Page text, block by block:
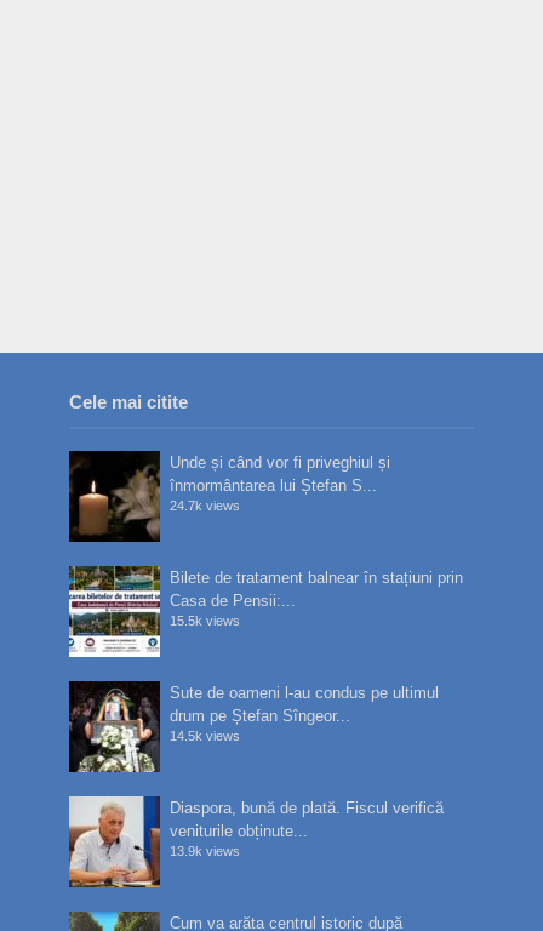
Cele mai citite
Unde și când vor fi priveghiul și
înmormântarea lui Ștefan S...
24.7k views
Bilete de tratament balnear în stațiuni prin
Casa de Pensii:...
15.5k views
Sute de oameni l-au condus pe ultimul
drum pe Ștefan Sîngeor...
14.5k views
Diaspora, bună de plată. Fiscul verifică
veniturile obținute...
13.9k views
Cum va arăta centrul istoric după